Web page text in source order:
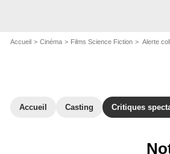
Accueil Cinéma Films Science Fiction Alerte
Accueil Casting Critiques